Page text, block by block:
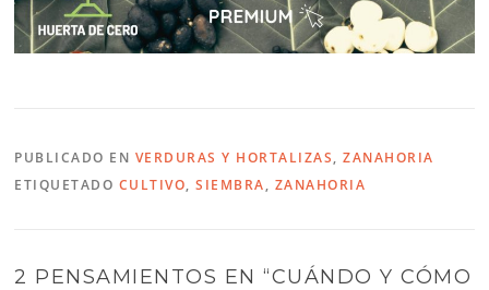
PUBLICADO EN VERDURAS Y HORTALIZAS,ZANAHORIA
ETIQUETADO CULTIVO,SIEMBRA, ZANAHORIA
2 PENSAMIENTOS EN “CUÁNDO Y CÓMO